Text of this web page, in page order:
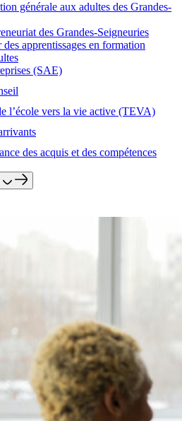
générale aux adultes des Grandes-
des Grandes-Seigneuries
des apprentissages en formation
(SAE)
l’école vers la vie active (TEVA)
des acquis et des compétences